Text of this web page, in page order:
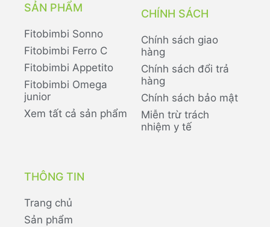
SẢN PHẨM
Fitobimbi Sonno
Fitobimbi Ferro C
Fitobimbi Appetito
Fitobimbi Omega
junior
Xem tất cả sản phẩm
CHÍNH SÁCH
Chính sách giao
hàng
Chính sách đổi trả
hàng
Chính sách bảo mật
Miễn trừ trách
nhiệm y tế
THÔNG TIN
Trang chủ
Sản phẩm